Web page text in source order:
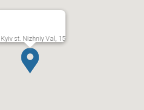
Kyiv st. Nizhniy Val, 15